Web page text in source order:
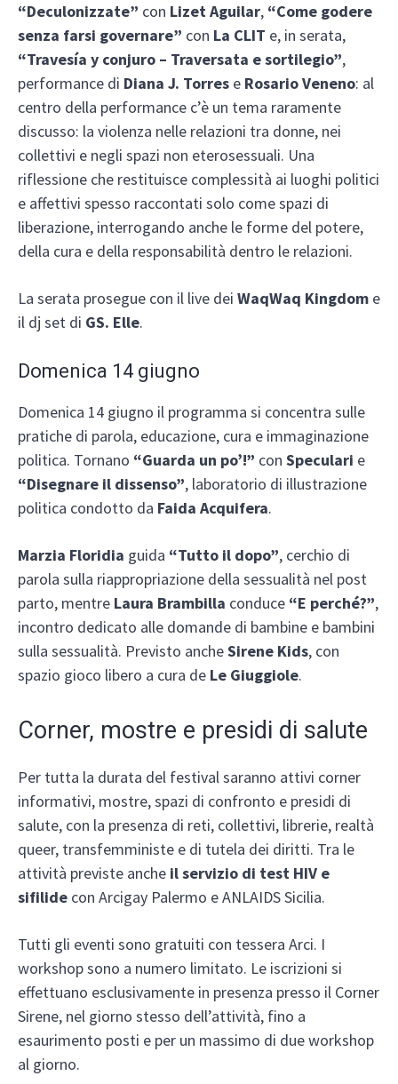
“Deculonizzate” con Lizet Aguilar, “Come godere
senza farsi governare” con La CLIT e, in serata,
“Travesía y conjuro – Traversata e sortilegio”,
performance di Diana J. Torres e Rosario Veneno: al
centro della performance c’è un tema raramente
discusso: la violenza nelle relazioni tra donne, nei
collettivi e negli spazi non eterosessuali. Una
riflessione che restituisce complessità ai luoghi politici
e affettivi spesso raccontati solo come spazi di
liberazione, interrogando anche le forme del potere,
della cura e della responsabilità dentro le relazioni.
La serata prosegue con il live dei WaqWaq Kingdom e
il dj set di GS. Elle.
Domenica 14 giugno
Domenica 14 giugno il programma si concentra sulle
pratiche di parola, educazione, cura e immaginazione
politica. Tornano “Guarda un po’!” con Speculari e
“Disegnare il dissenso”, laboratorio di illustrazione
politica condotto da Faida Acquifera.
Marzia Floridia guida “Tutto il dopo”, cerchio di
parola sulla riappropriazione della sessualità nel post
parto, mentre Laura Brambilla conduce “E perché?”,
incontro dedicato alle domande di bambine e bambini
sulla sessualità. Previsto ancheSirene Kids, con
spazio gioco libero a cura de Le Giuggiole.
Corner, mostre e presidi di salute
Per tutta la durata del festival saranno attivi corner
informativi, mostre, spazi di confronto e presidi di
salute, con la presenza di reti, collettivi, librerie, realtà
queer, transfemministe e di tutela dei diritti. Tra le
attività previste anche il servizio di test HIV e
sifilide con Arcigay Palermo e ANLAIDS Sicilia.
Tutti gli eventi sono gratuiti con tessera Arci. I
workshop sono a numero limitato. Le iscrizioni si
effettuano esclusivamente in presenza presso il Corner
Sirene, nel giorno stesso dell’attività, fino a
esaurimento posti e per un massimo di due workshop
al giorno.